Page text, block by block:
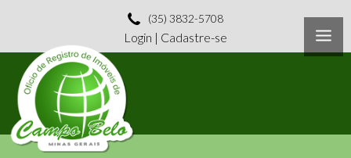
(35) 3832-5708
Login | Cadastre-se